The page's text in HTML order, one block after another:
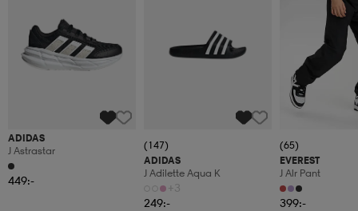
ADIDAS
J Astrastar
449:-
(147)
ADIDAS
J Adilette Aqua K
+3
249:-
(65)
EVEREST
J Alr Pant
399:-